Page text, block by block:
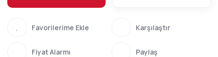
Karşılaştır
Fiyat Alarmı Paylaş